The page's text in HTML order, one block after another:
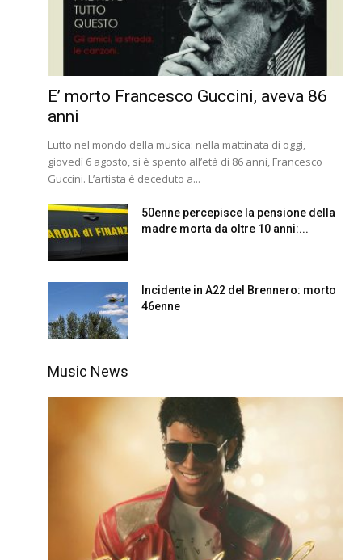
E’ morto Francesco Guccini, aveva 86
anni
Lutto nel mondo della musica: nella mattinata di oggi,
giovedì 6 agosto, si è spento all’età di 86 anni, Francesco
Guccini. L’artista è deceduto a...
50enne percepisce la pensione della
madre morta da oltre 10 anni:...
Incidente in A22 del Brennero: morto
46enne
Music News